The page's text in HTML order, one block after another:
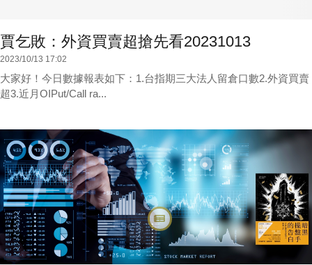
賈乞敗：外資買賣超搶先看20231013
2023/10/13 17:02
大家好！今日數據報表如下：1.台指期三大法人留倉口數2.外資買賣
超3.近月OIPut/Call ra...